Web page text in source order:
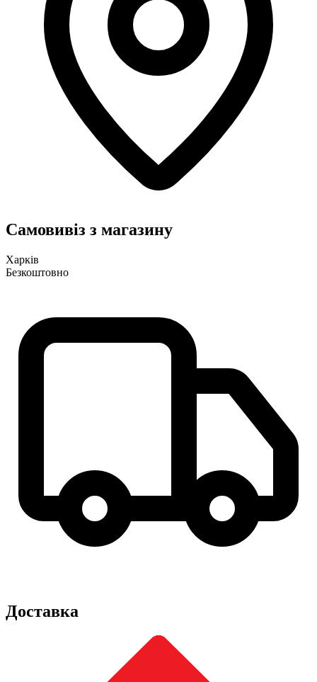
Самовивіз з магазину
Харків
Безкоштовно
Доставка